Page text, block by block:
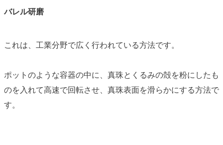
バレル研磨
これは、工業分野で広く行われている方法です。
ポットのような容器の中に、真珠とくるみの殻を粉にしたも
のを入れて高速で回転させ、真珠表面を滑らかにする方法で
す。